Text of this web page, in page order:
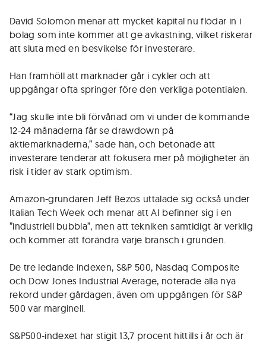
David Solomon menar att mycket kapital nu flödar in i
bolag som inte kommer att ge avkastning, vilket riskerar
att sluta med en besvikelse för investerare.
Han framhöll att marknader går i cykler och att
uppgångar ofta springer före den verkliga potentialen.
“Jag skulle inte bli förvånad om vi under de kommande
12-24 månaderna får se drawdown på
aktiemarknaderna,” sade han, och betonade att
investerare tenderar att fokusera mer på möjligheter än
risk i tider av stark optimism.
Amazon-grundaren Jeff Bezos uttalade sig också under
Italian Tech Week och menar att AI befinner sig i en
”industriell bubbla”, men att tekniken samtidigt är verklig
och kommer att förändra varje bransch i grunden.
De tre ledande indexen, S&P 500, Nasdaq Composite
och Dow Jones Industrial Average, noterade alla nya
rekord under gårdagen, även om uppgången för S&P
500 var marginell.
S&P500-indexet har stigit 13,7 procent hittills i år och är